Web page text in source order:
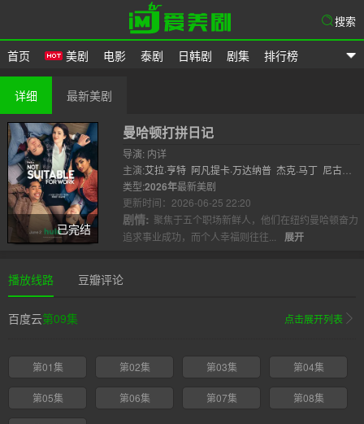
首页 美剧 电影 泰剧 日韩剧 剧集 排行榜
搜索
详细 最新美剧
已完结
曼哈顿打拼日记
导演: 内详
主演:艾拉·亨特 阿凡提卡·万达纳普 杰克·马丁 尼古拉
斯·杜威内 威尔·菲茨 维克多·加博
曼 梅·洪 ..
类型:2026年最新美剧
更新时间：2026-06-25 22:20
剧情: 聚焦于五个职场新鲜人，他们在纽约曼哈顿奋力
追求事业成功，而个人幸福则往往...
展开
播放线路 豆瓣评论
百度云第09集 点击展开列表
第01集 第02集 第03集 第04集
第05集 第06集 第07集 第08集